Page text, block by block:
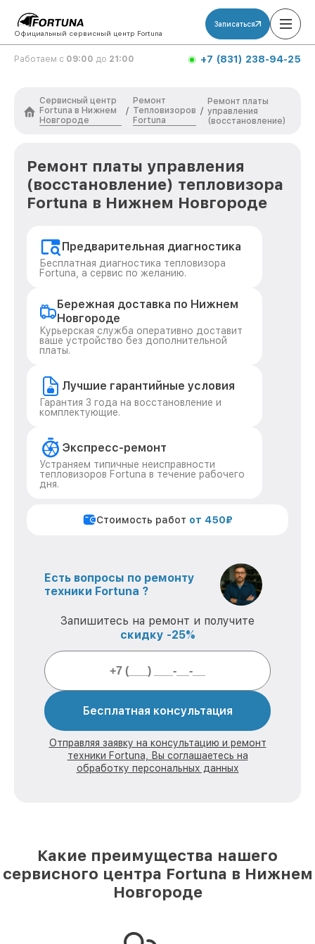
Официальный сервисный центр Fortuna
Записаться
Работаем с 09:00 до 21:00 +7 (831) 238-94-25
Сервисный центр
Fortuna в Нижнем
Новгороде
/
Ремонт
Тепловизоров
Fortuna
/
Ремонт платы
управления
(восстановление)
Ремонт платы управления
(восстановление) тепловизора
Fortuna в Нижнем Новгороде
Предварительная диагностика
Бесплатная диагностика тепловизора
Fortuna, а сервис по желанию.
Бережная доставка по Нижнем
Новгороде
Курьерская служба оперативно доставит
ваше устройство без дополнительной
платы.
Лучшие гарантийные условия
Гарантия 3 года на восстановление и
комплектующие.
Экспресс-ремонт
Устраняем типичные неисправности
тепловизоров Fortuna в течение рабочего
дня.
Стоимость работ от 450₽
Есть вопросы по ремонту
техники Fortuna ?
Запишитесь на ремонт и получите
скидку -25%
Бесплатная консультация
Отправляя заявку на консультацию и ремонт
техники Fortuna, Вы соглашаетесь на
обработку персональных данных
Какие преимущества нашего
сервисного центра Fortuna в Нижнем
Новгороде